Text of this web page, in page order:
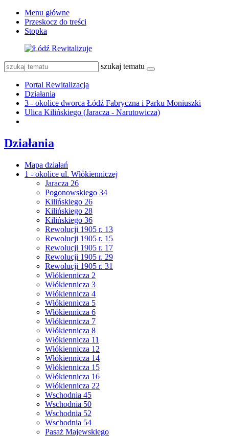
Menu główne
Przeskocz do treści
Stopka
szukaj tematu
Portal Rewitalizacja
Działania
3 - okolice dworca Łódź Fabryczna i Parku Moniuszki
Ulica Kilińskiego (Jaracza - Narutowicza)
Działania
Mapa działań
1 - okolice ul. Włókienniczej
Jaracza 26
Pogonowskiego 34
Kilińskiego 26
Kilińskiego 28
Kilińskiego 36
Rewolucji 1905 r. 13
Rewolucji 1905 r. 15
Rewolucji 1905 r. 17
Rewolucji 1905 r. 29
Rewolucji 1905 r. 31
Włókiennicza 2
Włókiennicza 3
Włókiennicza 4
Włókiennicza 5
Włókiennicza 6
Włókiennicza 7
Włókiennicza 8
Włókiennicza 11
Włókiennicza 12
Włókiennicza 14
Włókiennicza 15
Włókiennicza 16
Włókiennicza 22
Wschodnia 45
Wschodnia 50
Wschodnia 52
Wschodnia 54
Pasaż Majewskiego